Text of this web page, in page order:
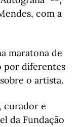
com a
maratona de
por diferentes
o artista.
curador e
da Fundação